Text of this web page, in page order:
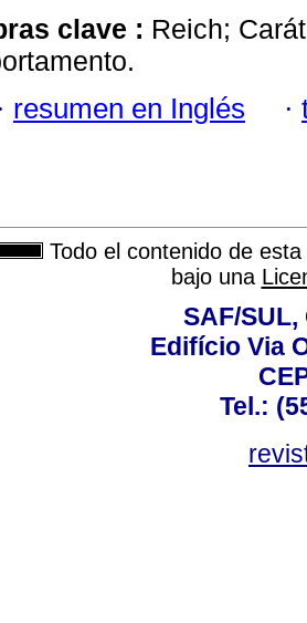
clave : Reich;
resumen en Inglés ·
Todo el contenido de
bajo una
SAF/
Edifício Via
Tel.: